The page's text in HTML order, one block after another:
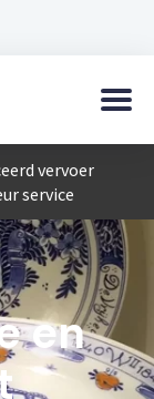
vervoer
service
en